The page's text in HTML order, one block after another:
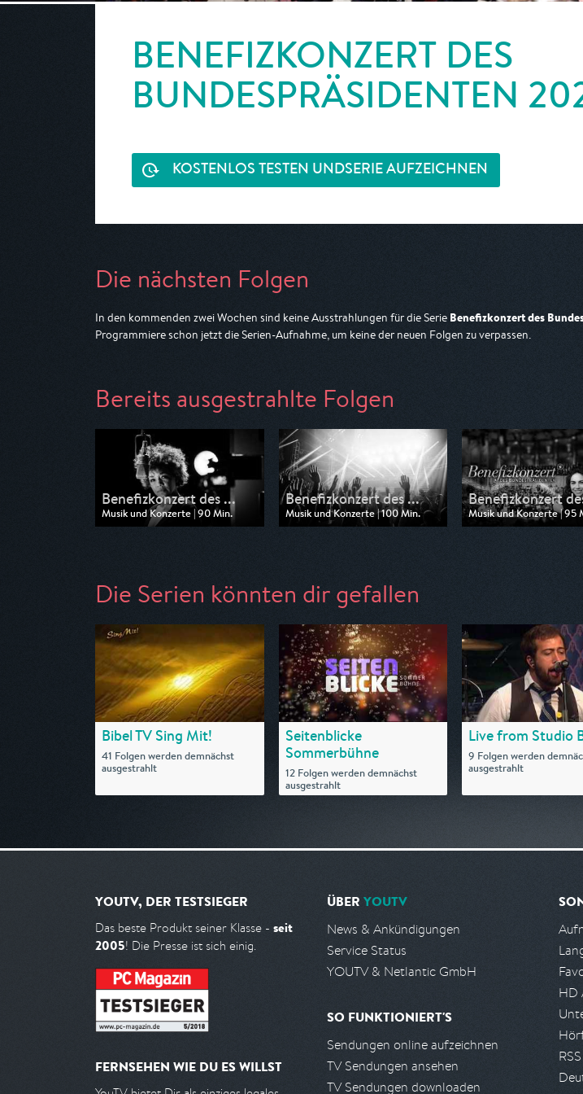
BENEFIZKONZERT DES
BUNDESPRÄSIDENTEN
KOSTENLOS TESTEN UNDSERIE AUFZEICHNEN
Die nächsten Folgen
In den kommenden zwei Wochen sind keine Ausstrahlungen für die Serie Benefizkonzert des
Programmiere schon jetzt die Serien-Aufnahme, um keine der neuen Folgen zu verpassen.
Bereits ausgestrahlte Folgen
Benefizkonzert des ...
Musik und Konzerte | 90 Min.
Ausgestrahlt von ARD
Benefizkonzert des ...
Musik und Konzerte | 100 Min.
Ausgestrahlt von WDR
Benefizkonzert
Musik und Konzerte | 95
Ausgestrahlt von ARD
Die Serien könnten dir gefallen
Bibel TV Sing Mit!
41 Folgen werden demnächst
ausgestrahlt
Seitenblicke
Sommerbühne
12 Folgen werden demnächst
ausgestrahlt
Live from Studio
9 Folgen werden
ausgestrahlt
YOUTV, DER TESTSIEGER
Das beste Produkt seiner Klasse - seit
2005! Die Presse ist sich einig.
FERNSEHEN WIE DU ES WILLST
ÜBER YOUTV
News & Ankündigungen
Service Status
YOUTV & Netlantic GmbH
SO FUNKTIONIERT'S
Sendungen online aufzeichnen
TV Sendungen ansehen
TV Sendungen downloaden
HD